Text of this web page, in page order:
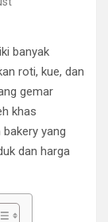
banyak
roti, kue, dan
gemar
khas
yang
dan harga